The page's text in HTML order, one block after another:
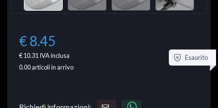
€ 8.45
€ 10.31IVA inclusa
0.00articoli in arrivo
Esaurito